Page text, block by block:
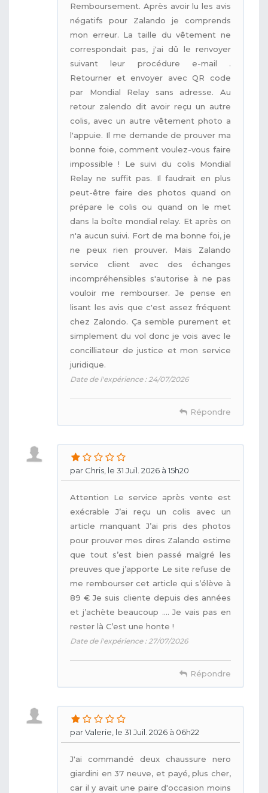
Remboursement. Après avoir lu les avis
négatifs pour Zalando je comprends
mon erreur. La taille du vêtement ne
correspondait pas, j'ai dû le renvoyer
suivant leur procédure e-mail .
Retourner et envoyer avec QR code
par Mondial Relay sans adresse. Au
retour zalendo dit avoir reçu un autre
colis, avec un autre vêtement photo a
l'appuie. Il me demande de prouver ma
bonne foie, comment voulez-vous faire
impossible ! Le suivi du colis Mondial
Relay ne suffit pas. Il faudrait en plus
peut-être faire des photos quand on
prépare le colis ou quand on le met
dans la boîte mondial relay. Et après on
n'a aucun suivi. Fort de ma bonne foi, je
ne peux rien prouver. Mais Zalando
service client avec des échanges
incompréhensibles s'autorise à ne pas
vouloir me rembourser. Je pense en
lisant les avis que c'est assez fréquent
chez Zalondo. Ça semble purement et
simplement du vol donc je vois avec le
concilliateur de justice et mon service
juridique.
Date de l'expérience : 24/07/2026
Répondre
par Chris, le 31 Juil. 2026 à 15h20
Attention Le service après vente est
exécrable J’ai reçu un colis avec un
article manquant J’ai pris des photos
pour prouver mes dires Zalando estime
que tout s’est bien passé malgré les
preuves que j’apporte Le site refuse de
me rembourser cet article qui s’élève à
89 € Je suis cliente depuis des années
et j’achète beaucoup …. Je vais pas en
rester là C’est une honte !
Date de l'expérience : 27/07/2026
Répondre
par Valerie, le 31 Juil. 2026 à 06h22
J'ai commandé deux chaussure nero
giardini en 37 neuve, et payé, plus cher,
car il y avait une paire d'occasion moins